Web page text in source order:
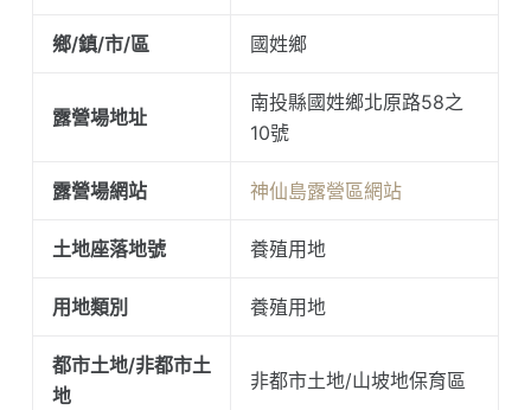
鄉/鎮/市/區 國姓鄉
露營場地址
南投縣國姓鄉北原路58之
10號
露營場網站 神仙島露營區網站
土地座落地號 養殖用地
用地類別 養殖用地
都市土地/非都市土
地
非都市土地/山坡地保育區